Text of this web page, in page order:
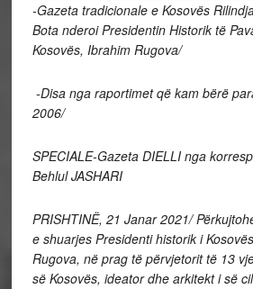
-Gazeta tradicionale e Kosovës
Bota nderoi Presidentin Historik të
Kosovës, Ibrahim Rugova/
-Disa nga raportimet që kam bërë
2006/
SPECIALE-Gazeta DIELLI nga
Behlul JASHARI
PRISHTINË, 21 Janar 2021/
e shuarjes Presidenti historik i
Rugova, në prag të përvjetorit të 13
së Kosovës, ideator dhe arkitekt i së